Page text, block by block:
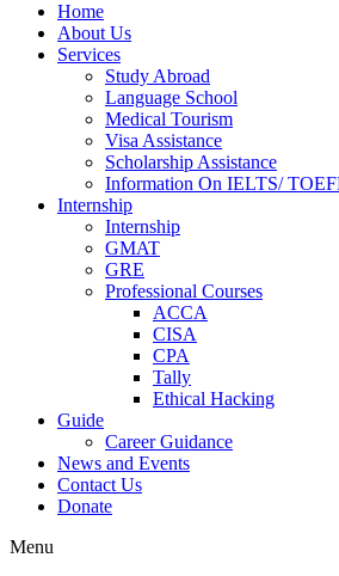
Home
About Us
Services
Study Abroad
Language School
Medical Tourism
Visa Assistance
Scholarship Assistance
Information On IELTS/
Internship
Internship
GMAT
GRE
Professional Courses
ACCA
CISA
CPA
Tally
Ethical Hacking
Guide
Career Guidance
News and Events
Contact Us
Donate
Menu